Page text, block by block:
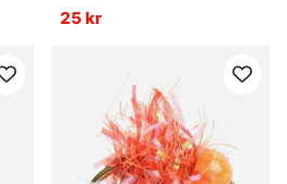
25 kr